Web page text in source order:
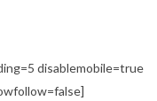
disablemobile=true